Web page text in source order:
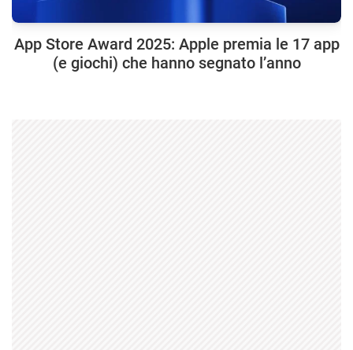
App Store Award 2025: Apple premia le 17 app
(e giochi) che hanno segnato l’anno